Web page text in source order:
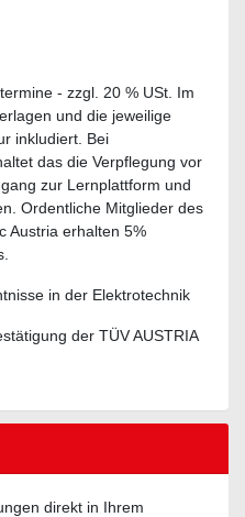
- zzgl. 20 % USt. Im
und die jeweilige
inkludiert. Bei
das die Verpflegung vor
zur Lernplattform und
Ordentliche Mitglieder des
Austria erhalten 5%
in der Elektrotechnik
der TÜV AUSTRIA
direkt in Ihrem